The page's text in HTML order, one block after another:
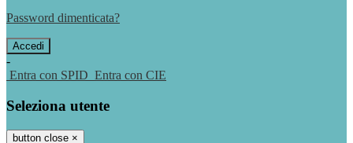
Password dimenticata?
-
Entra con SPID Entra con CIE
Seleziona utente
button close ×